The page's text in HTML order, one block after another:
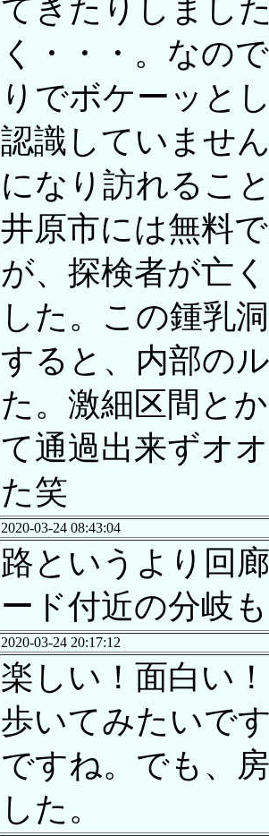
てきたりしまし
く・・・。なの
りでボケーッと
認識していませ
になり訪れるこ
井原市には無料
が、探検者が亡
した。この鍾乳
すると、内部の
た。激細区間と
て通過出来ずオ
た笑
2020-03-24 08:43:04
路というより回
ード付近の分岐
2020-03-24 20:17:12
楽しい！面白い
歩いてみたいで
ですね。でも、
した。